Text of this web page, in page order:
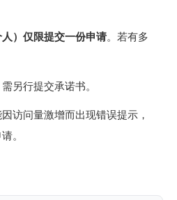
）仅限提交一份申请。若有多
另行提交承诺书。
访问量激增而出现错误提示，
。